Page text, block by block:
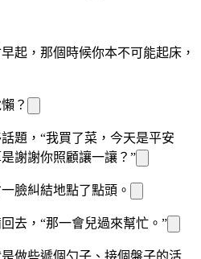
起，那個時候你本不可能起床，
懶？
題，“我買了菜，今天是平安
謝謝你照顧讓一讓？”
臉糾結地點了點頭。
去，“那一會兒過來幫忙。”
做些遞個勺子、接個盤子的活